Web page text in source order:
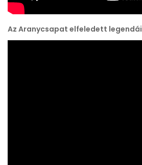
Az Aranycsapat elfeledett legendái